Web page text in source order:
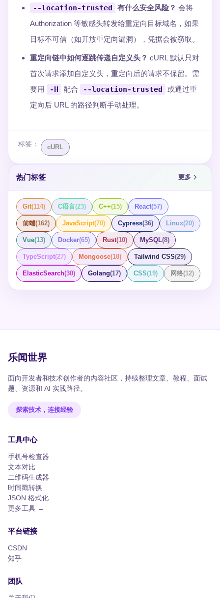
--location-trusted 有什么安全风险？ 会将
Authorization 等敏感头转发给重定向目标域名，如果
目标不可信（如开放重定向漏洞），凭据会被窃取。
重定向链中如何逐跳传递自定义头？ cURL 默认只对
首次请求添加自定义头，重定向后的请求不保留。需
要用
-H 配合 --location-trusted
或通过重
定向后 URL 的路径判断手动处理。
标签： cURL
热门标签 更多
Git(114) C语言(23) C++(15) React(57)
前端(162) JavaScript(70) Cypress(36) Linux(20)
Vue(13) Docker(65) Rust(10) MySQL(8)
TypeScript(27) Mongoose(18) Tailwind CSS(29)
ElasticSearch(30) Golang(17) CSS(19) 网络(12)
乐闻世界
面向开发者和技术创作者的内容社区，持续整理文章、教程、面试
题、资源和 AI 实践路径。
探索技术，连接经验
工具中心
手机号检查器
文本对比
二维码生成器
时间戳转换
JSON 格式化
更多工具 →
平台链接
CSDN
知乎
团队